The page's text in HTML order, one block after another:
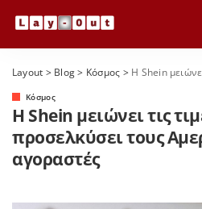
Layout > Blog> Κόσμος > Η Shein μειώνει τις
Κόσμος
Η Shein μειώνει τις
προσελκύσει τους
αγοραστές